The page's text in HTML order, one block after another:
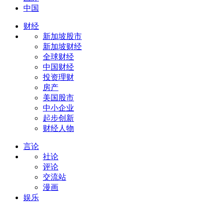
中国
财经
新加坡股市
新加坡财经
全球财经
中国财经
投资理财
房产
美国股市
中小企业
起步创新
财经人物
言论
社论
评论
交流站
漫画
娱乐